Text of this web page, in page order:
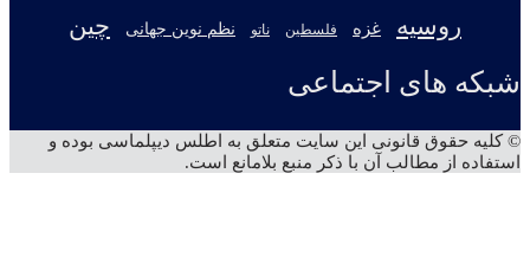
روسیه غزه فلسطین ناتو نظم نوین جهانی چین
شبکه های اجتماعی
© کلیه حقوق قانونی این سایت متعلق به اطلس دیپلماسی بوده و
استفاده از مطالب آن با ذکر منبع بلامانع است.